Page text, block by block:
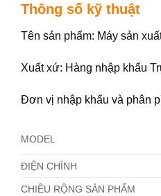
Thông số kỹ thuật
Tên sản phẩm: Máy sản
Xuất xứ: Hàng nhập khẩu
Đơn vị nhập khẩu và phân
MODEL
ĐIỆN CHÍNH
CHIỀU RỘNG SẢN PHẨM